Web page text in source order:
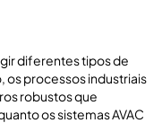
diferentes tipos de
os processos industriais
robustos que
os sistemas AVAC